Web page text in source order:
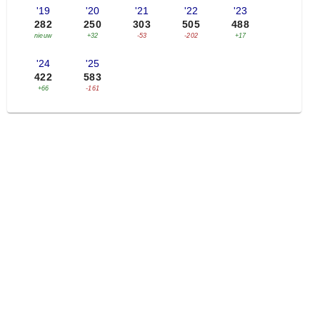
'19
282
nieuw
'20
250
+32
'21
303
-53
'22
505
-202
'23
488
+17
'24
422
+66
'25
583
-161